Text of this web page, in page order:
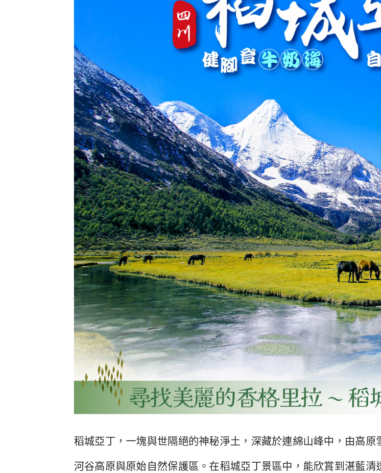
稻城亞丁，一塊與世隔絕的神秘淨土，深藏於連綿山峰中，由高
河谷高原與原始自然保護區。在稻城亞丁景區中，能欣賞到湛藍